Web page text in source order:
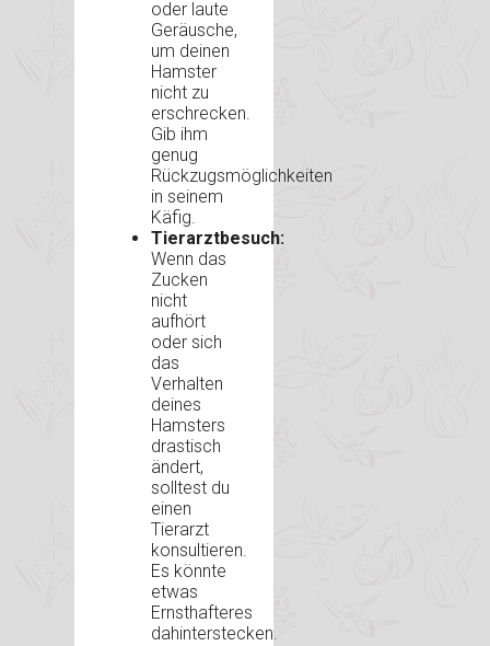
oder laute
Geräusche,
um deinen
Hamster
nicht zu
erschrecken.
Gib ihm
genug
Rückzugsmöglichkeiten
in seinem
Käfig.
Tierarztbesuch:
Wenn das
Zucken
nicht
aufhört
oder sich
das
Verhalten
deines
Hamsters
drastisch
ändert,
solltest du
einen
Tierarzt
konsultieren.
Es könnte
etwas
Ernsthafteres
dahinterstecken.